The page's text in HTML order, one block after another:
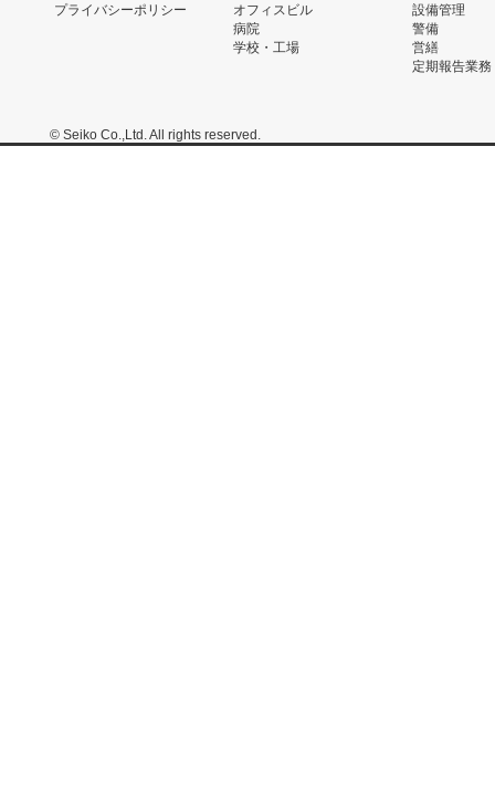
プライバシーポリシー
オフィスビル
病院
学校・工場
設備管理
警備
営繕
定期報告業務
© Seiko Co.,Ltd. All rights reserved.